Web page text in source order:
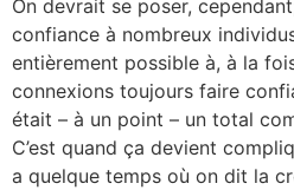
On devrait se poser,
confiance à nombreux
entièrement possible à, à la
connexions toujours faire
était – à un point – un total
C’est quand ça devient
a quelque temps où on dit la